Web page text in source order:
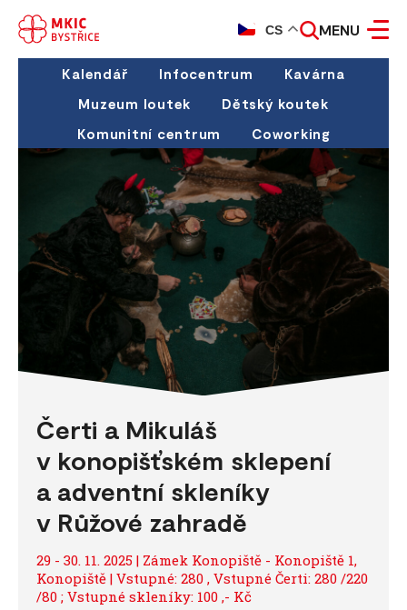
CS MENU
Kalendář Infocentrum
Kavárna
Muzeum loutek
Dětský koutek
Komunitní centrum
Coworking
Čerti a Mikuláš
v konopišťském sklepení
a adventní skleníky
v Růžové zahradě
29 - 30. 11. 2025 | Zámek Konopiště - Konopiště 1,
Konopiště | Vstupné: 280 , Vstupné Čerti: 280 /220
/80 ; Vstupné skleníky: 100 ,- Kč